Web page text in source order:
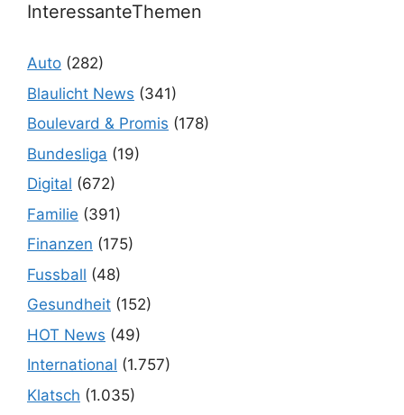
InteressanteThemen
Auto (282)
Blaulicht News (341)
Boulevard & Promis (178)
Bundesliga (19)
Digital (672)
Familie (391)
Finanzen (175)
Fussball (48)
Gesundheit (152)
HOT News (49)
International (1.757)
Klatsch (1.035)